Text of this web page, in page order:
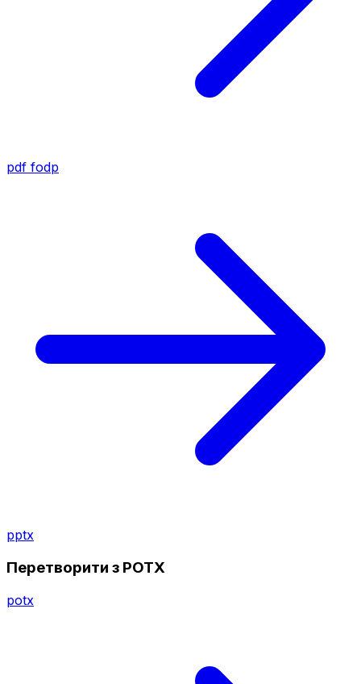
pdf fodp
pptx
Перетворити з POTX
potx